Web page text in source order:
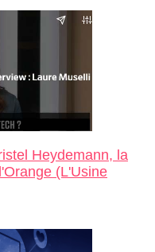
Heydemann, la
(L'Usine